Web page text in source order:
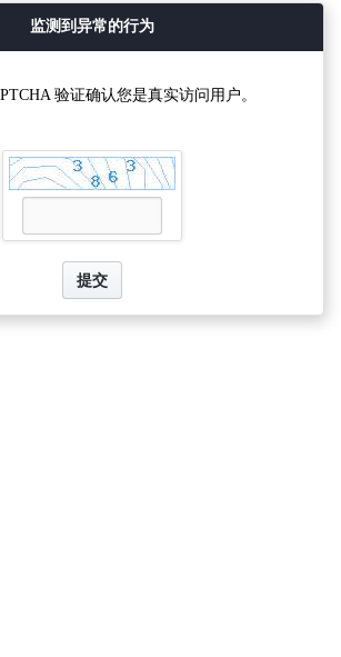
监测到异常的行为
验证确认您是真实访问用户。